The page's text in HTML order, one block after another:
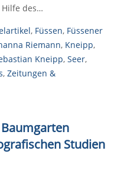
des…
, Füssen, Füssener
Riemann, Kneipp,
Kneipp, Seer,
, Zeitungen &
Studien